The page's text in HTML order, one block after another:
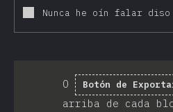
Nunca he oín falar diso
O Botón de
arriba de cada